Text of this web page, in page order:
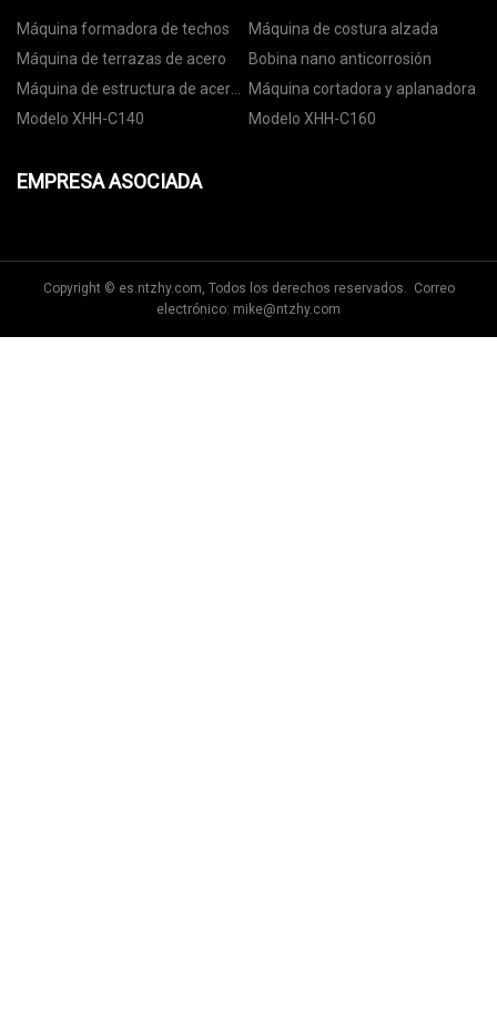
Máquina formadora de techos
Máquina de costura alzada
Máquina de terrazas de acero
Bobina nano anticorrosión
Máquina de estructura de acero
de calibre ligero
Máquina cortadora y aplanadora
Modelo XHH-C140
Modelo XHH-C160
EMPRESA ASOCIADA
Copyright © es.ntzhy.com, Todos los derechos reservados. Correo
electrónico: mike@ntzhy.com